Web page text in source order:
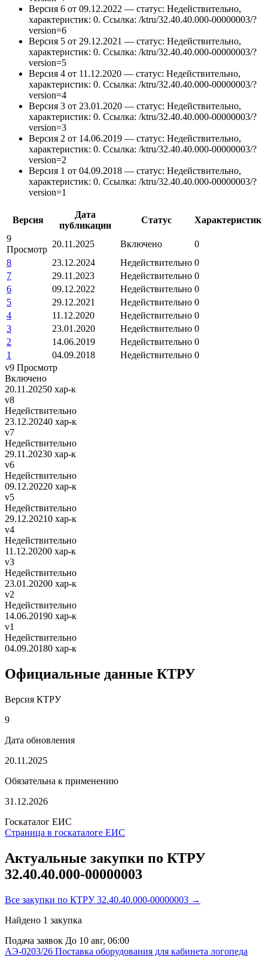
Версия 6 от 09.12.2022 — статус: Недействительно,
характеристик: 0. Ссылка: /ktru/32.40.40.000-00000003/?
version=6
Версия 5 от 29.12.2021 — статус: Недействительно,
характеристик: 0. Ссылка: /ktru/32.40.40.000-00000003/?
version=5
Версия 4 от 11.12.2020 — статус: Недействительно,
характеристик: 0. Ссылка: /ktru/32.40.40.000-00000003/?
version=4
Версия 3 от 23.01.2020 — статус: Недействительно,
характеристик: 0. Ссылка: /ktru/32.40.40.000-00000003/?
version=3
Версия 2 от 14.06.2019 — статус: Недействительно,
характеристик: 0. Ссылка: /ktru/32.40.40.000-00000003/?
version=2
Версия 1 от 04.09.2018 — статус: Недействительно,
характеристик: 0. Ссылка: /ktru/32.40.40.000-00000003/?
version=1
Версия
Дата
публикации
Статус
Характеристик
9
Просмотр
20.11.2025 Включено
0
8
23.12.2024 Недействительно 0
7
29.11.2023 Недействительно 0
6
09.12.2022 Недействительно 0
5
29.12.2021 Недействительно 0
4
11.12.2020 Недействительно 0
3
23.01.2020 Недействительно 0
2
14.06.2019 Недействительно 0
1
04.09.2018 Недействительно 0
v9 Просмотр
Включено
20.11.20250 хар-к
v8
Недействительно
23.12.20240 хар-к
v7
Недействительно
29.11.20230 хар-к
v6
Недействительно
09.12.20220 хар-к
v5
Недействительно
29.12.20210 хар-к
v4
Недействительно
11.12.20200 хар-к
v3
Недействительно
23.01.20200 хар-к
v2
Недействительно
14.06.20190 хар-к
v1
Недействительно
04.09.20180 хар-к
Официальные данные КТРУ
Версия КТРУ
9
Дата обновления
20.11.2025
Обязательна к применению
31.12.2026
Госкаталог ЕИС
Страница в госкаталоге ЕИС
Актуальные закупки по КТРУ
32.40.40.000-00000003
Все закупки по КТРУ 32.40.40.000-00000003 →
Найдено 1 закупка
Подача заявок До 10 авг, 06:00
АЭ-0203/26 Поставка оборудования для кабинета логопеда